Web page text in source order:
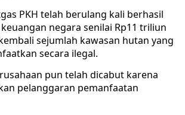
PKH telah berulang kali berhasil
negara senilai Rp11 triliun
sejumlah kawasan hutan yang
secara ilegal.
pun telah dicabut karena
pelanggaran pemanfaatan